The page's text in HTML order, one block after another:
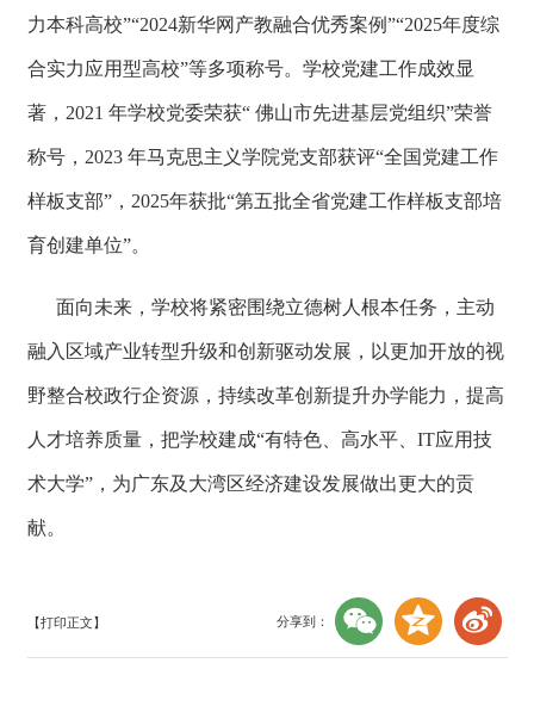
力本科高校”“2024新华网产教融合优秀案例”“2025年度综
合实力应用型高校”等多项称号。学校党建工作成效显
著，2021 年学校党委荣获“ 佛山市先进基层党组织”荣誉
称号，2023 年马克思主义学院党支部获评“全国党建工作
样板支部”，2025年获批“第五批全省党建工作样板支部培
育创建单位”。
面向未来，学校将紧密围绕立德树人根本任务，主动
融入区域产业转型升级和创新驱动发展，以更加开放的视
野整合校政行企资源，持续改革创新提升办学能力，提高
人才培养质量，把学校建成“有特色、高水平、IT应用技
术大学”，为广东及大湾区经济建设发展做出更大的贡
献。
【打印正文】 分享到：